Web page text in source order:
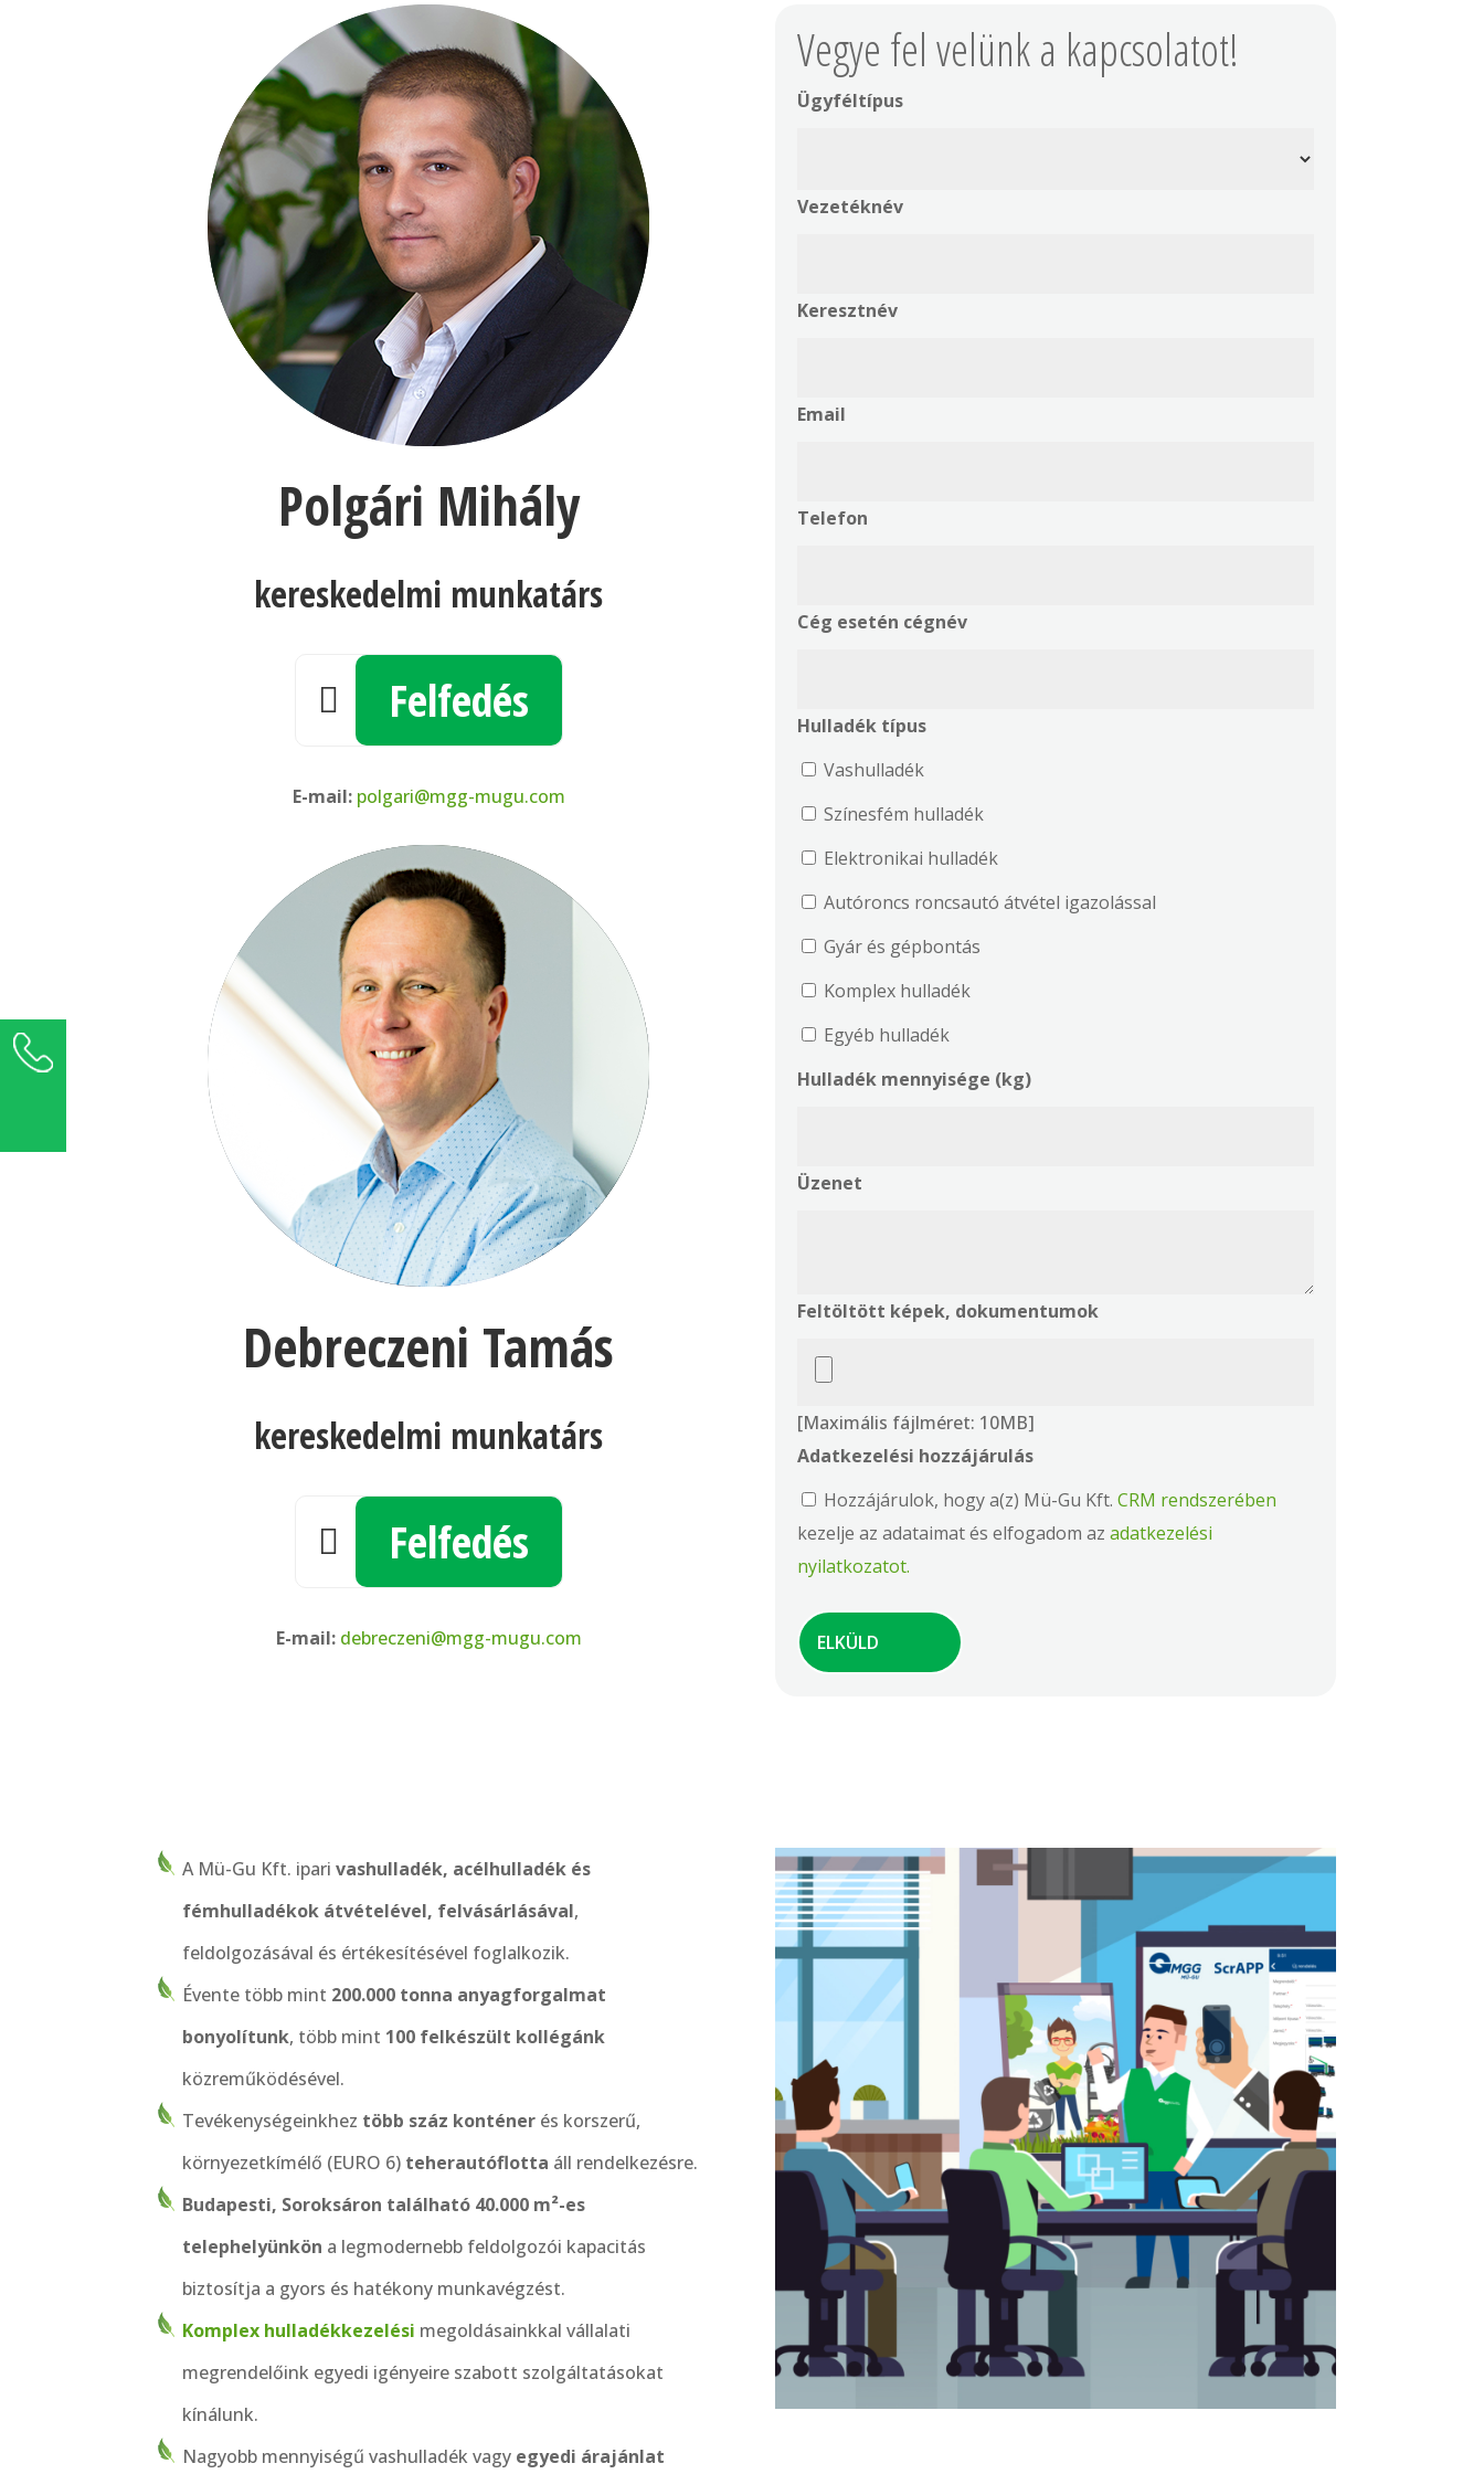
Polgári Mihály
kereskedelmi munkatárs
 Felfedés
E-mail: polgari@mgg-mugu.com
Debreczeni Tamás
kereskedelmi munkatárs
 Felfedés
E-mail: debreczeni@mgg-mugu.com
Vegye fel velünk a kapcsolatot!
Ügyféltípus
Vezetéknév
Keresztnév
Email
Telefon
Cég esetén cégnév
Hulladék típus
Vashulladék
Színesfém hulladék
Elektronikai hulladék
Autóroncs roncsautó átvétel igazolással
Gyár és gépbontás
Komplex hulladék
Egyéb hulladék
Hulladék mennyisége (kg)
Üzenet
Feltöltött képek, dokumentumok
[Maximális fájlméret: 10MB]
Adatkezelési hozzájárulás
Hozzájárulok, hogy a(z) Mü-Gu Kft. CRM rendszerében
kezelje az adataimat és elfogadom az adatkezelési
nyilatkozatot.
A Mü-Gu Kft. iparivashulladék, acélhulladék és
fémhulladékok átvételével, felvásárlásával,
feldolgozásával és értékesítésével foglalkozik.
Évente több mint 200.000 tonna anyagforgalmat
bonyolítunk, több mint 100 felkészült kollégánk
közreműködésével.
Tevékenységeinkhez több száz konténer és korszerű,
környezetkímélő (EURO 6) teherautóflotta áll rendelkezésre.
Budapesti, Soroksáron található 40.000 m²-es
telephelyünkön a legmodernebb feldolgozói kapacitás
biztosítja a gyors és hatékony munkavégzést.
Komplex hulladékkezelési megoldásainkkal vállalati
megrendelőink egyedi igényeire szabott szolgáltatásokat
kínálunk.
Nagyobb mennyiségű vashulladék vagy egyedi árajánlat
+36 1 289 5000
Üzenetet küldök ›